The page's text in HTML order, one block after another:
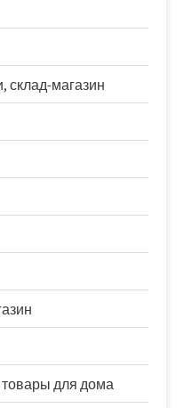
склад-магазин
для дома